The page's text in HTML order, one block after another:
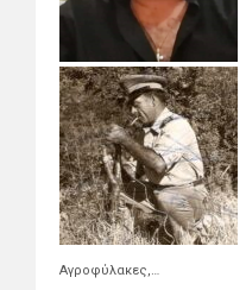
Αγροφύλακες,…